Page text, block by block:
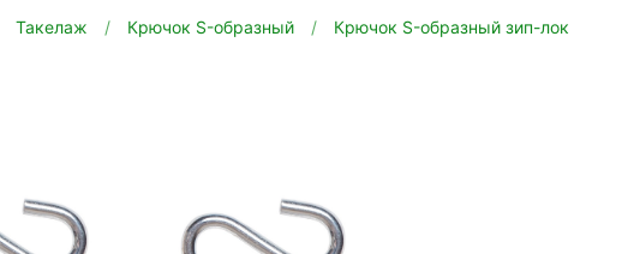
Такелаж Крючок S-образный Крючок S-образный зип-лок